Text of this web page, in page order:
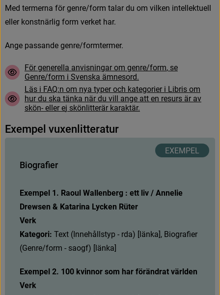
Med termerna för genre/form talar du om vilken intellektuell
eller konstnärlig form verket har.
Ange passande genre/formtermer.
För generella anvisningar om genre/form, se
Genre/form i Svenska ämnesord.
Läs i FAQ:n om nya typer och kategorier i Libris om
hur du ska tänka när du vill ange att en resurs är av
skön- eller ej skönlitterär karaktär.
Exempe vuxen itteratur
Biografer
Exempel 1. Raoul Wallenberg : ett liv / Annelie
Drewsen & Katarina Lycken Rüter
Verk
Kategori: Text (Innehållstyp - rda) [länka], Biografer
(Genre/form - saogf) [länka]
Exempel 2. 100 kvinnor som har förändrat världen
Verk